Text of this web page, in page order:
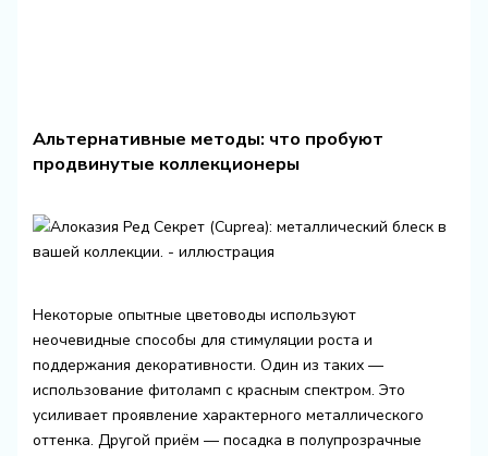
Альтернативные методы: что пробуют
продвинутые коллекционеры
Некоторые опытные цветоводы используют
неочевидные способы для стимуляции роста и
поддержания декоративности. Один из таких —
использование фитоламп с красным спектром. Это
усиливает проявление характерного металлического
оттенка. Другой приём — посадка в полупрозрачные